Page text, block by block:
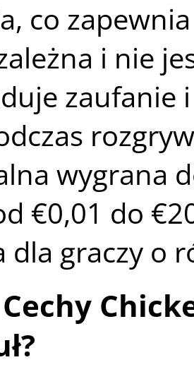
co
i nie
zaufanie
wygrana
€0,01 do
dla graczy o